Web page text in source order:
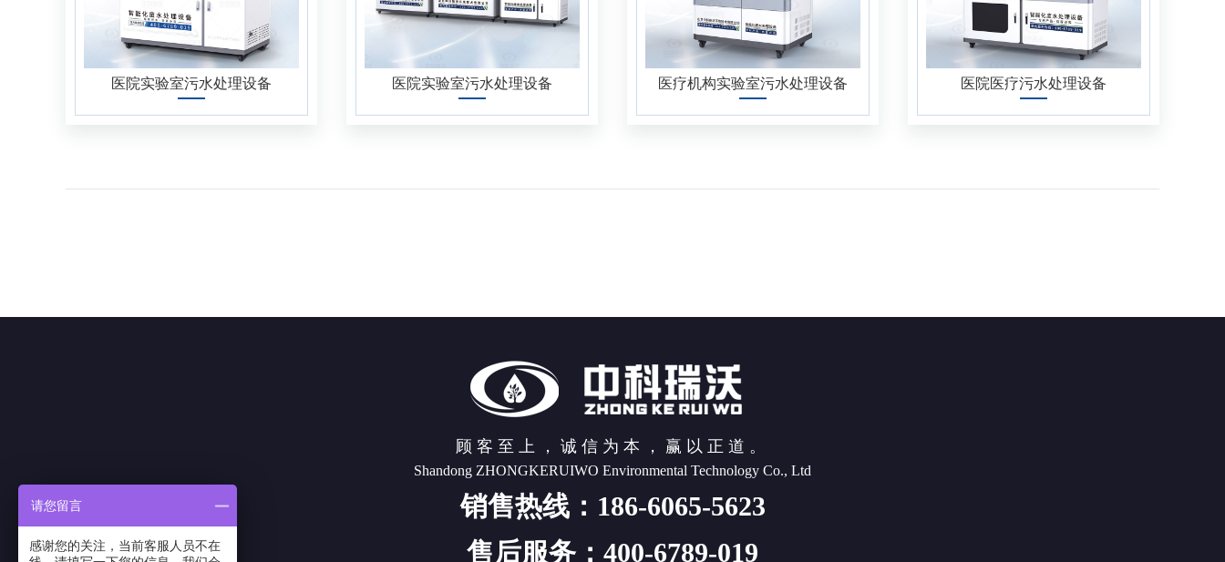
动物防疫实验室污水处理设备
企业实验室污水处理设备
微生物实验室污水处理设备
医疗污水处理设备
医院实验室污水处理设备 医院实验室污水处理设备 医疗机构实验室污水处理设备 医院医疗污水处理设备
顾客至上，诚信为本，赢以正道。
Shandong ZHONGKERUIWO Environmental Technology Co., Ltd
销售热线：186-6065-5623
售后服务：400-6789-019
请您留言
感谢您的关注，当前客服人员不在